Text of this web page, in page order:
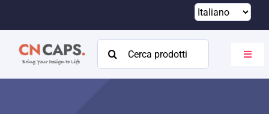
contenuto
Cercare: